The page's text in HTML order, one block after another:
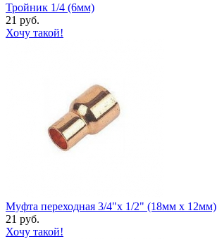
Тройник 1/4 (6мм)
21 руб.
Хочу такой!
Муфта переходная 3/4"х 1/2" (18мм х 12мм)
21 руб.
Хочу такой!